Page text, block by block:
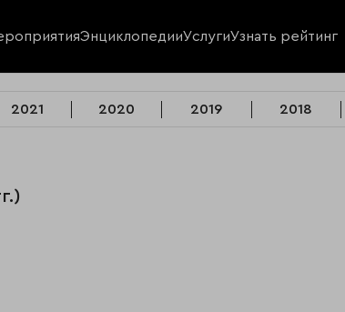
ЭнциклопедииУслугиУзнать рейтинг
2021 2020 2019 2018